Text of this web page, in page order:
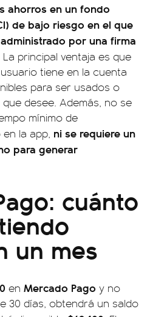
ahorros en un fondo
de bajo riesgo en el que
por una firma
La principal ventaja es que
tiene en la cuenta
para ser usados o
desee. Además, no se
mínimo de
la app, ni se requiere un
para generar
cuánto
un mes
en Mercado Pago y no
30 días, obtendrá un saldo